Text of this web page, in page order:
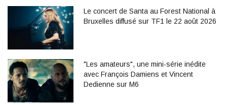
Le concert de Santa au Forest National à
Bruxelles diffusé sur TF1 le 22 août 2026
"Les amateurs", une mini-série inédite
avec François Damiens et Vincent
Dedienne sur M6